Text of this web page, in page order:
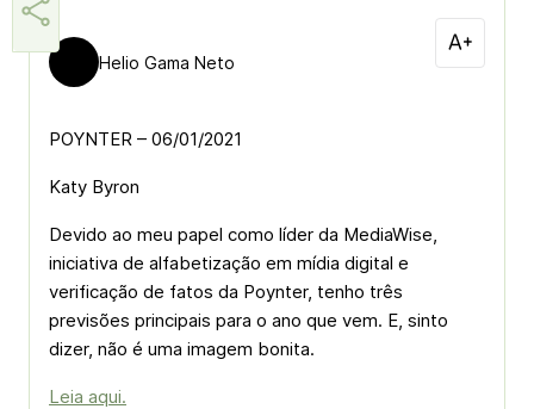
Helio Gama Neto
POYNTER – 06/01/2021
Katy Byron
Devido ao meu papel como líder da MediaWise,
iniciativa de alfabetização em mídia digital e
verificação de fatos da Poynter, tenho três
previsões principais para o ano que vem. E, sinto
dizer, não é uma imagem bonita.
Leia aqui.